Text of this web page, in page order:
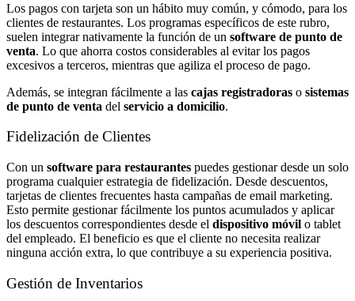
Los pagos con tarjeta son un hábito muy común, y cómodo, para los
clientes de restaurantes. Los programas específicos de este rubro,
suelen integrar nativamente la función de un software de punto de
venta. Lo que ahorra costos considerables al evitar los pagos
excesivos a terceros, mientras que agiliza el proceso de pago.
Además, se integran fácilmente a las cajas registradoras o sistemas
de punto de venta del servicio a domicilio.
Fidelización de Clientes
Con un software para restaurantes puedes gestionar desde un solo
programa cualquier estrategia de fidelización. Desde descuentos,
tarjetas de clientes frecuentes hasta campañas de email marketing.
Esto permite gestionar fácilmente los puntos acumulados y aplicar
los descuentos correspondientes desde el dispositivo móvil o tablet
del empleado. El beneficio es que el cliente no necesita realizar
ninguna acción extra, lo que contribuye a su experiencia positiva.
Gestión de Inventarios